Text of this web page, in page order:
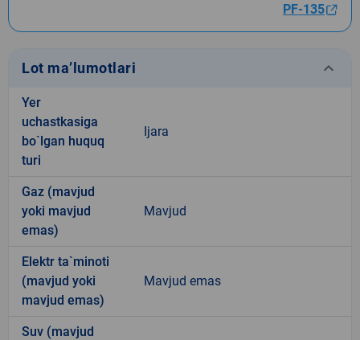
PF-135
Lot ma’lumotlari keyboard_arrow_down
Yer
uchastkasiga
bo`lgan huquq
turi
Ijara
Gaz (mavjud
yoki mavjud
emas)
Mavjud
Elektr ta`minoti
(mavjud yoki
mavjud emas)
Mavjud emas
Suv (mavjud